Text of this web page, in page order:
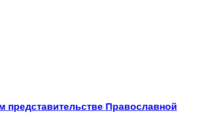
представительстве Православной